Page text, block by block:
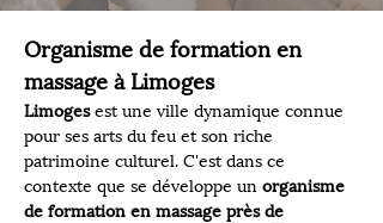
Organisme de formation en
massage à Limoges
Limoges est une ville dynamique connue
pour ses arts du feu et son riche
patrimoine culturel. C'est dans ce
contexte que se développe un organisme
de formation en massage près de